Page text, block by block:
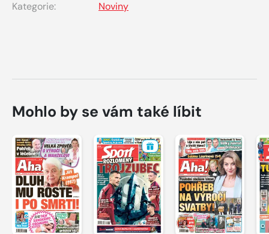
Kategorie:
Noviny
Mohlo by se vám také líbit